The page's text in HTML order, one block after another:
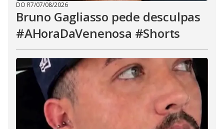
DO R7/07/08/2026
Bruno Gagliasso pede desculpas
#AHoraDaVenenosa #Shorts